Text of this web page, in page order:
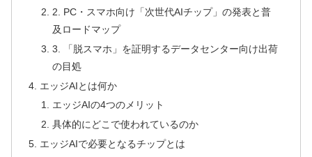
2. PC・スマホ向け「次世代AIチップ」の発表と普
及ロードマップ
3. 「脱スマホ」を証明するデータセンター向け出荷
の目処
エッジAIとは何か
エッジAIの4つのメリット
具体的にどこで使われているのか
エッジAIで必要となるチップとは